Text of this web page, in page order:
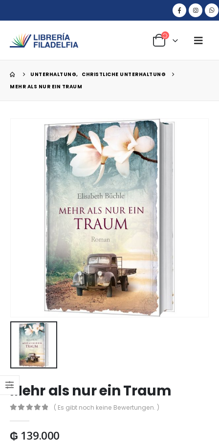
UNTERHALTUNG, CHRISTLICHE UNTERHALTUNG
MEHR ALS NUR EIN TRAUM
Mehr als nur ein Traum
( Es gibt noch keine Bewertungen. )
₲ 139.000